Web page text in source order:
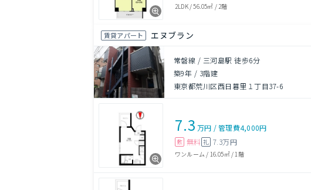
2LDK/56.05㎡ / 2階
賃貸アパート エヌブラン
常磐線 / 三河島駅 徒歩6分
築9年 / 3階建
東京都荒川区西日暮里１丁目37-6
7.3 万円 /管理費4,000円
敷 無料 礼 7.3万円
ワンルーム / 16.05㎡/ 1階